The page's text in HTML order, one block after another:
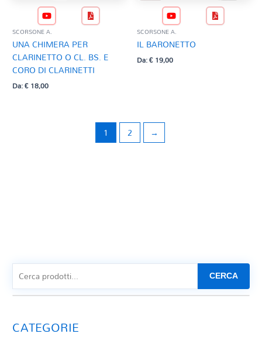
SCORSONE A.
UNA CHIMERA PER
CLARINETTO O CL. BS. E
CORO DI CLARINETTI
Da:€18,00
SCORSONE A.
IL BARONETTO
Da:€19,00
1 2 →
CERCA
CATEGORIE